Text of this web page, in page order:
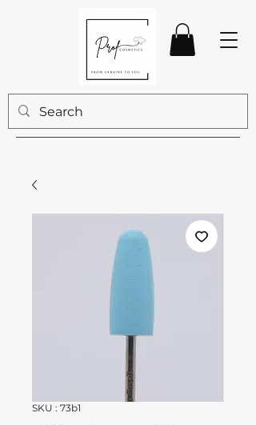
SKU : 73b1